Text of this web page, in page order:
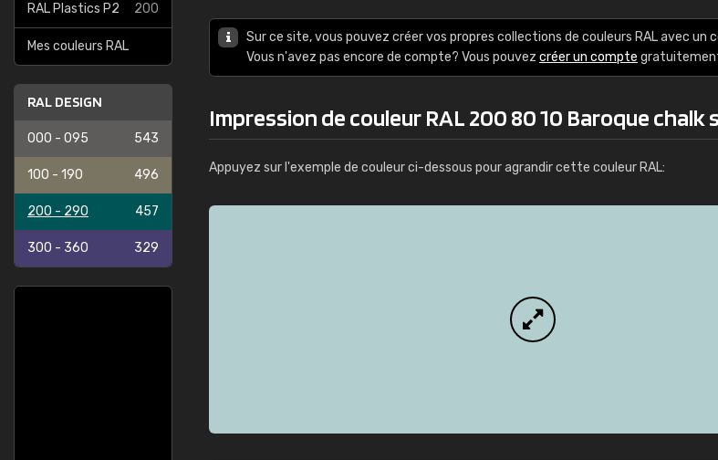
RAL Plastics P2 200
Mes couleurs RAL
RAL DESIGN
000 - 095 543
100 - 190 496
200 - 290 457
300 - 360 329
Sur ce site, vous pouvez créer vos propres collections de couleurs RAL avec un
Vous n'avez pas encore de compte? Vous pouvez créer un compte
Impression de couleur RAL 200 80 10 Baroque chalk
Appuyez sur l'exemple de couleur ci-dessous pour agrandir cette couleur RAL:
RAL
216
Infos